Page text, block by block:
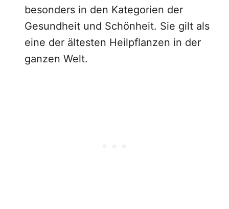
besonders in den Kategorien der
Gesundheit und Schönheit. Sie gilt als
eine der ältesten Heilpflanzen in der
ganzen Welt.